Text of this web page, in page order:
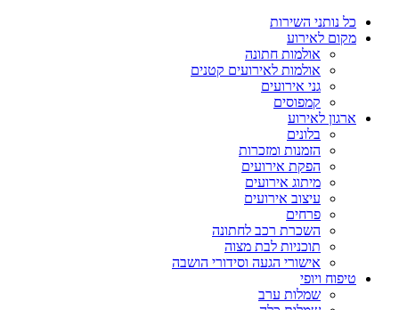
כל נותני השירות
מקום לאירוע
אולמות חתונה
אולמות לאירועים קטנים
גני אירועים
קמפוסים
ארגון לאירוע
בלונים
הזמנות ומזכרות
הפקת אירועים
מיתוג אירועים
עיצוב אירועים
פרחים
השכרת רכב לחתונה
תוכניות לבת מצוה
אישורי הגעה וסידורי הושבה
טיפוח ויופי
שמלות ערב